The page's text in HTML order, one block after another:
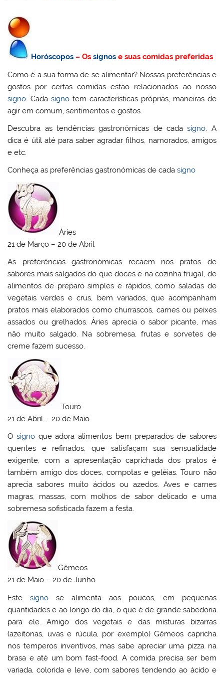
Horóscopos – Ossignos e suas comidas preferidas
Como é a sua forma de se alimentar? Nossas preferências e
gostos por certas comidas estão relacionados ao nosso
signo . Cadasigno tem características próprias, maneiras de
agir em comum, sentimentos e gostos.
Descubra as tendências gastronómicas de cadasigno. A
dica é útil até para saber agradar filhos, namorados, amigos
e etc.
Conheça as preferências gastronómicas de cadasigno
Áries
21 de Março – 20 de Abril
As preferências gastronómicas recaem nos pratos de
sabores mais salgados do que doces e na cozinha frugal, de
alimentos de preparo simples e rápidos, como saladas de
vegetais verdes e crus, bem variados, que acompanham
pratos mais elaborados como churrascos, carnes ou peixes
assados ou grelhados. Áries aprecia o sabor picante, mas
não muito salgado. Na sobremesa, frutas e sorvetes de
creme fazem sucesso.
Touro
21 de Abril – 20 de Maio
O signoque adora alimentos bem preparados de sabores
quentes e refinados, que satisfaçam sua sensualidade
exigente, com a apresentação caprichada dos pratos é
também amigo dos doces, compotas e geléias. Touro não
aprecia sabores muito ácidos ou azedos. Aves e carnes
magras, massas, com molhos de sabor delicado e uma
sobremesa sofisticada fazem a festa.
Gêmeos
21 de Maio – 20 de Junho
Estesigno se alimenta aos poucos, em pequenas
quantidades e ao longo do dia, o que é de grande sabedoria
para ele. Amigo dos vegetais e das misturas bizarras
(azeitonas, uvas e rúcula, por exemplo) Gêmeos capricha
nos temperos inventivos, mas sabe apreciar uma pizza na
brasa e até um bom fast-food. A comida precisa ser bem
variada, colorida e leve, com sabores tendendo ao ácido e